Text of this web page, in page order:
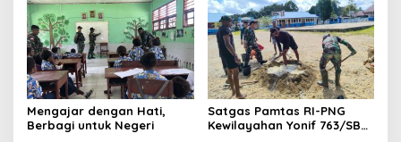
Prajurit
dan Semangat Juang
Prajurit
Mengajar dengan Hati,
Berbagi untuk Negeri
Satgas Pamtas RI-PNG
Kewilayahan Yonif 763/SBA